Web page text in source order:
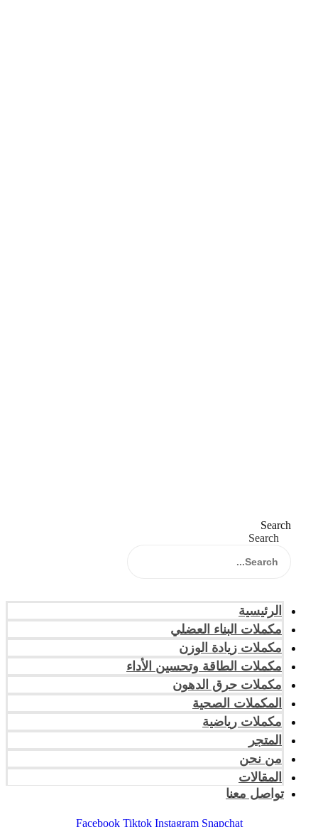
Search
Search
الرئيسية
مكملات البناء العضلي
مكملات زيادة الوزن
مكملات الطاقة وتحسين الأداء
مكملات حرق الدهون
المكملات الصحية
مكملات رياضية
المتجر
من نحن
المقالات
تواصل معنا
Facebook Tiktok Instagram Snapchat